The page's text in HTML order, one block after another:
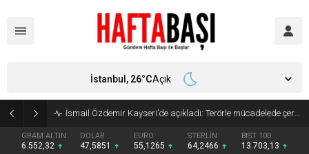
Süleyman Soylu ‘çok korktum’ deyip ilk kez açıkladı: En büyük tehdit dışarısıdır!
GRAM ALTIN
6.552,32
DOLAR
47,5851
EURO
55,1265
STERLİN
64,2466
BIST 100
13.703,13
İstanbul, 26°CAçık